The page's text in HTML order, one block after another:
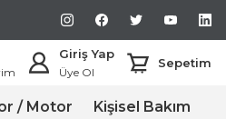
Giriş Yap
Üye Ol
Sepetim
/ Motor Kişisel Bakım